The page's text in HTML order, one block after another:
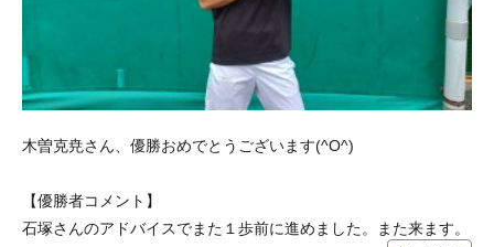
木曽克尭さん、優勝おめでとうございます(^O^)
【優勝者コメント】
石塚さんのアドバイスでまた１歩前に進めました。また来ます。